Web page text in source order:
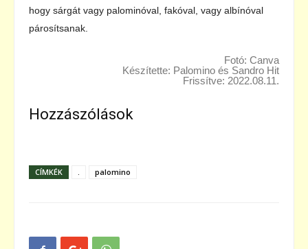
hogy sárgát vagy palominóval, fakóval, vagy albínóval
párosítsanak.
Fotó: Canva
Készítette: Palomino és Sandro Hit
Frissítve: 2022.08.11.
Hozzászólások
CÍMKÉK palomino